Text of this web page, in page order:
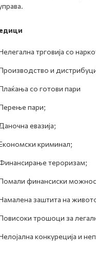
трговија со
и
со готови пари
пари;
евазија;
криминал;
тероризам;
финансиски
заштита на
трошоци за
конкуреција и